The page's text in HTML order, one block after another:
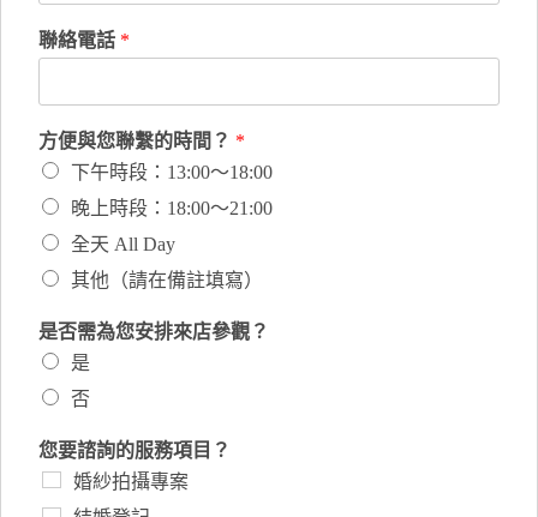
聯絡電話 *
方便與您聯繫的時間？ *
下午時段：13:00～18:00
晚上時段：18:00～21:00
全天 All Day
其他（請在備註填寫）
是否需為您安排來店參觀？
是
否
您要諮詢的服務項目？
婚紗拍攝專案